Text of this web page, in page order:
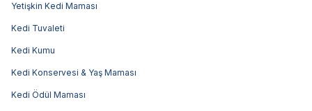
Yetişkin Kedi Maması
Kedi Tuvaleti
Kedi Kumu
Kedi Konservesi & Yaş Maması
Kedi Ödül Maması